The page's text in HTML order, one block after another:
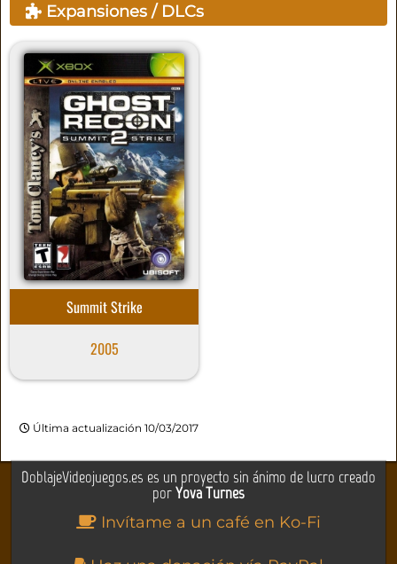
Expansiones / DLCs
Summit Strike
2005
Última actualización 10/03/2017
DoblajeVideojuegos.es es un proyecto sin ánimo de lucro creado
porYova Turnes
Invítame a un café en Ko-Fi